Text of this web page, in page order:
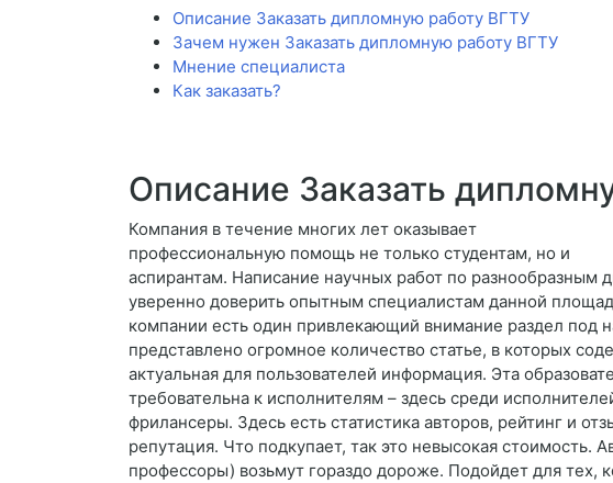
Описание Заказать дипломную работу ВГТУ
Зачем нужен Заказать дипломную работу ВГТУ
Мнение специалиста
Как заказать?
Описание Заказать
Компания в течение многих лет оказывает
профессиональную помощь не только студентам, но и
аспирантам. Написание научных работ по
уверенно доверить опытным специалистам данной
компании есть один привлекающий внимание раздел под
представлено огромное количество статье, в которых
актуальная для пользователей информация. Эта
требовательна к исполнителям – здесь среди
фрилансеры. Здесь есть статистика авторов, рейтинг и
репутация. Что подкупает, так это невысокая стоимость.
профессоры) возьмут гораздо дороже. Подойдет для тех,